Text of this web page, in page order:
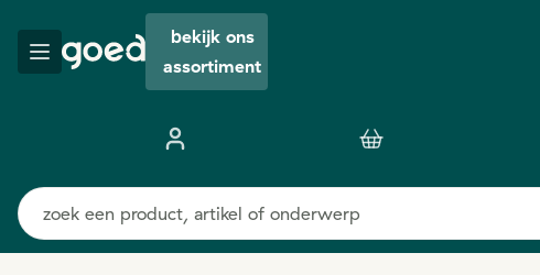
bekijk ons
assortiment